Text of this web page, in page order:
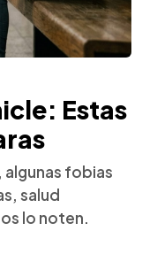
Estas
fobias
salud
lo noten.